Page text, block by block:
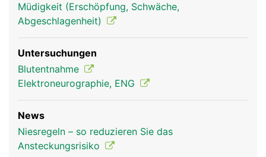
Müdigkeit (Erschöpfung, Schwäche,
Abgeschlagenheit)
Untersuchungen
Blutentnahme
Elektroneurographie, ENG
News
Niesregeln – so reduzieren Sie das
Ansteckungsrisiko